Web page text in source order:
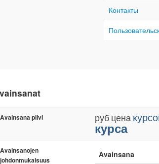
Контакты
Avainsana pilvi руб цена
курса
Avainsanojen
johdonmukaisuus
Avainsana